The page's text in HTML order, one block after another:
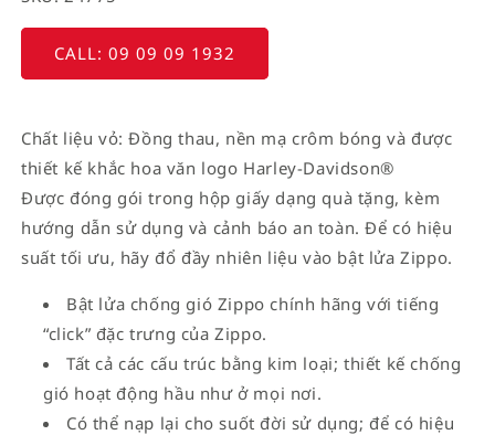
CALL: 09 09 09 1932
Chất liệu vỏ: Đồng thau, nền mạ crôm bóng và được
thiết kế khắc hoa văn logo Harley-Davidson®
Được đóng gói trong hộp giấy dạng quà tặng, kèm
hướng dẫn sử dụng và cảnh báo an toàn. Để có hiệu
suất tối ưu, hãy đổ đầy nhiên liệu vào bật lửa Zippo.
Bật lửa chống gió Zippo chính hãng với tiếng
“click” đặc trưng của Zippo.
Tất cả các cấu trúc bằng kim loại; thiết kế chống
gió hoạt động hầu như ở mọi nơi.
Có thể nạp lại cho suốt đời sử dụng; để có hiệu